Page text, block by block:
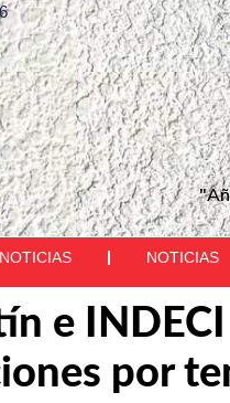
NOTICIAS
e
por